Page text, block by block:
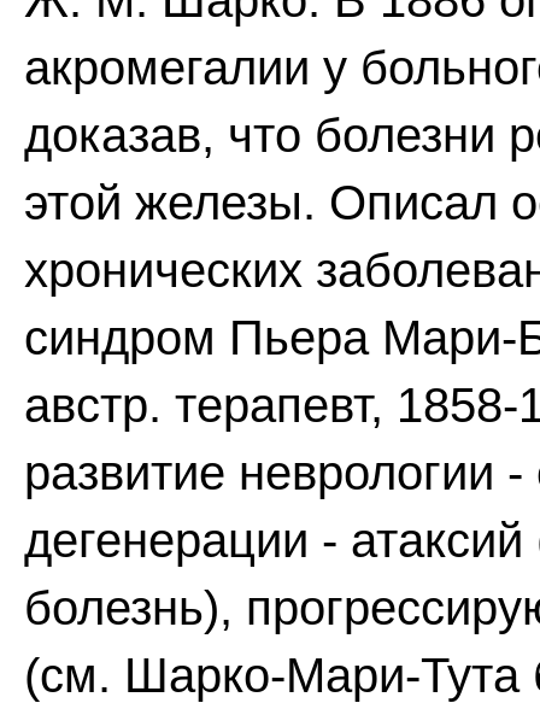
акромегалии у
доказав, что болезни
этой железы. Описал
хронических
синдром Пьера Мари-
австр. терапевт,
развитие неврологии
дегенерации -
болезнь),
(см. Шарко-Мари-Тута